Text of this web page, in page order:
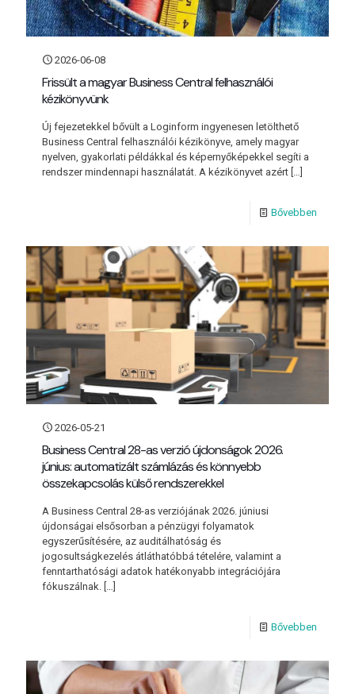
2026-06-08
Frissült a magyar Business Central felhasználói
kézikönyvünk
Új fejezetekkel bővült a Loginform ingyenesen letölthető
Business Central felhasználói kézikönyve, amely magyar
nyelven, gyakorlati példákkal és képernyőképekkel segíti a
rendszer mindennapi használatát. A kézikönyvet azért […]
Bővebben
2026-05-21
Business Central 28-as verzió újdonságok 2026.
június: automatizált számlázás és könnyebb
összekapcsolás külső rendszerekkel
A Business Central 28-as verziójának 2026. júniusi
újdonságai elsősorban a pénzügyi folyamatok
egyszerűsítésére, az auditálhatóság és
jogosultságkezelés átláthatóbbá tételére, valamint a
fenntarthatósági adatok hatékonyabb integrációjára
fókuszálnak. […]
Bővebben